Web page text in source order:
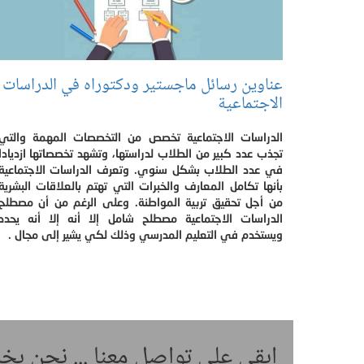
عناوين رسائل ماجستير ودكتوراه في الدراسات
الاجتماعية
الدراسات الاجتماعية تخصص من التخصصات المهمة
تجذب عدد كبير من الطلاب لدراستها، وتشهد تخصصاتها
في عدد الطلاب بشكل سنوي. وتعرف الدراسات
بأنها تكامل المعارف والخبرات التي تهتم بالعلاقات
من أجل تحقيق تربية المواطنة. وعلى الرغم من أن
الدراسات الاجتماعية مصطلح شامل إلا أنه إلا أنه
ويستخدم في التعليم المدرسي وذلك لكي يشير إلى مجال .